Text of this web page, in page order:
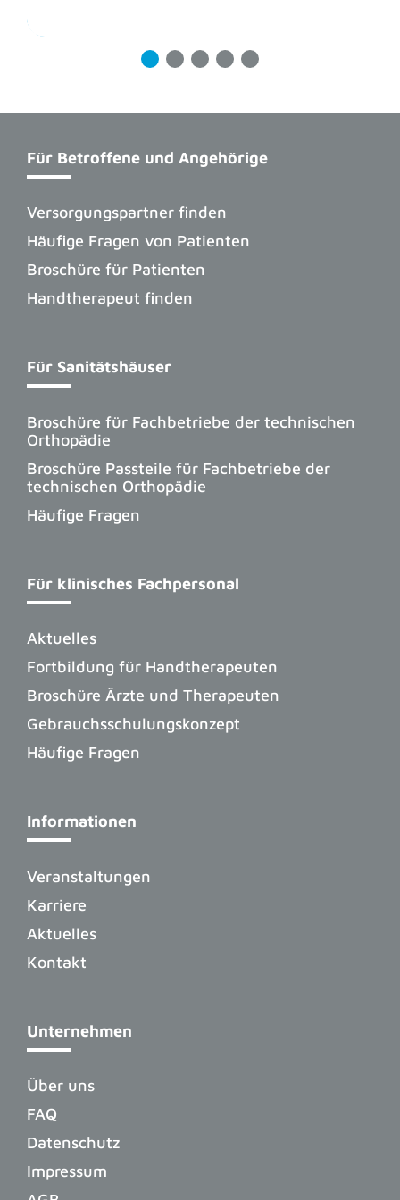
Für Betroffene und Angehörige
Versorgungspartner finden
Häufige Fragen von Patienten
Broschüre für Patienten
Handtherapeut finden
Für Sanitätshäuser
Broschüre für Fachbetriebe der technischen
Orthopädie
Broschüre Passteile für Fachbetriebe der
technischen Orthopädie
Häufige Fragen
Für klinisches Fachpersonal
Aktuelles
Fortbildung für Handtherapeuten
Broschüre Ärzte und Therapeuten
Gebrauchsschulungskonzept
Häufige Fragen
Informationen
Veranstaltungen
Karriere
Aktuelles
Kontakt
Unternehmen
Über uns
FAQ
Datenschutz
Impressum